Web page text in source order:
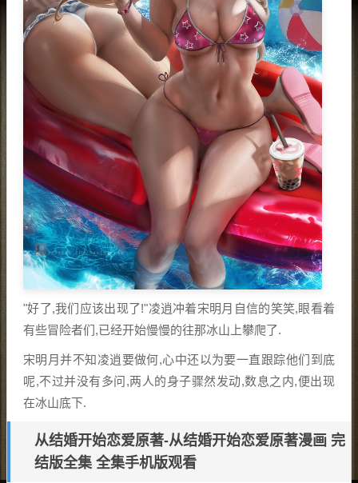
"好了,我们应该出现了!"凌逍冲着宋明月自信的笑笑,眼看着
有些冒险者们,已经开始慢慢的往那冰山上攀爬了.
宋明月并不知凌逍要做何,心中还以为要一直跟踪他们到底
呢,不过并没有多问,两人的身子骤然发动,数息之内,便出现
在冰山底下.
从结婚开始恋爱原著-从结婚开始恋爱原著漫画 完
结版全集 全集手机版观看